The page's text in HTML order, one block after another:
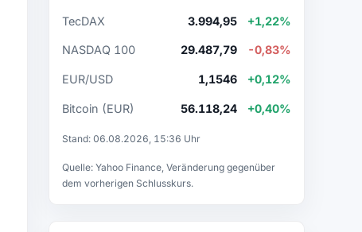
TecDAX 3.994,95 +1,22%
NASDAQ 100 29.487,79 -0,83%
EUR/USD 1,1546 +0,12%
Bitcoin (EUR) 56.118,24 +0,40%
Stand: 06.08.2026, 15:36 Uhr
Quelle: Yahoo Finance, Veränderung gegenüber
dem vorherigen Schlusskurs.